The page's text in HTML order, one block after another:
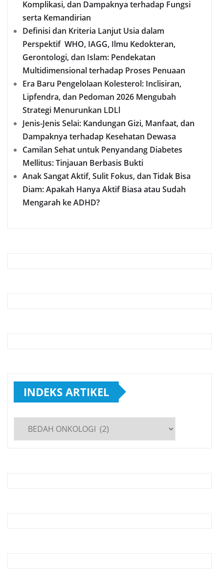
Komplikasi, dan Dampaknya terhadap Fungsi
serta Kemandirian
Definisi dan Kriteria Lanjut Usia dalam
Perspektif WHO, IAGG, Ilmu Kedokteran,
Gerontologi, dan Islam: Pendekatan
Multidimensional terhadap Proses Penuaan
Era Baru Pengelolaan Kolesterol: Inclisiran,
Lipfendra, dan Pedoman 2026 Mengubah
Strategi Menurunkan LDLl
Jenis-Jenis Selai: Kandungan Gizi, Manfaat, dan
Dampaknya terhadap Kesehatan Dewasa
Camilan Sehat untuk Penyandang Diabetes
Mellitus: Tinjauan Berbasis Bukti
Anak Sangat Aktif, Sulit Fokus, dan Tidak Bisa
Diam: Apakah Hanya Aktif Biasa atau Sudah
Mengarah ke ADHD?
INDEKS ARTIKEL